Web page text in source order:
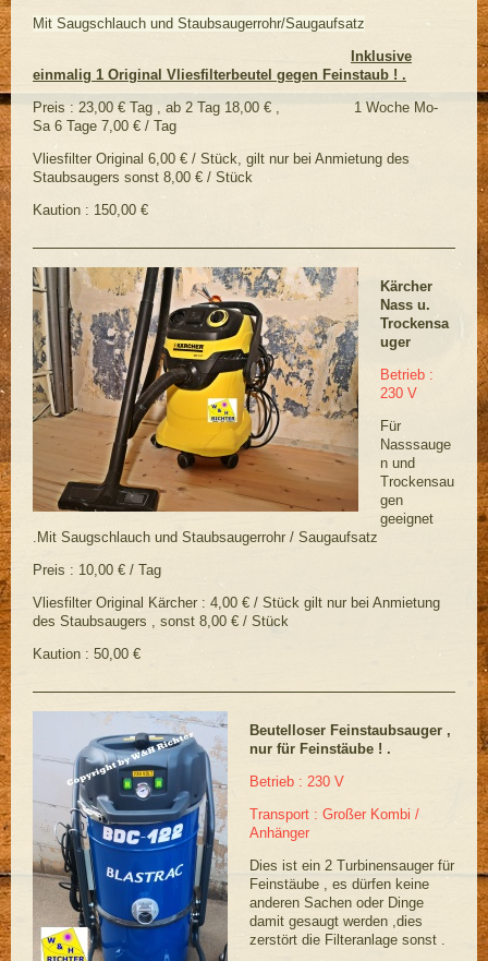
Mit Saugschlauch und Staubsaugerrohr/Saugaufsatz
Inklusive
einmalig 1 Original Vliesfilterbeutel gegen Feinstaub ! .
Preis : 23,00 € Tag , ab 2 Tag 18,00 € , 1 Woche Mo-
Sa 6 Tage 7,00 € / Tag
Vliesfilter Original 6,00 € / Stück, gilt nur bei Anmietung des
Staubsaugers sonst 8,00 € / Stück
Kaution : 150,00 €
Kärcher
Nass u.
Trockensa
uger
Betrieb :
230 V
Für
Nasssauge
n und
Trockensau
gen
geeignet
.Mit Saugschlauch und Staubsaugerrohr / Saugaufsatz
Preis : 10,00 € / Tag
Vliesfilter Original Kärcher : 4,00 € / Stück gilt nur bei Anmietung
des Staubsaugers , sonst 8,00 € / Stück
Kaution : 50,00 €
Beutelloser Feinstaubsauger ,
nur für Feinstäube ! .
Betrieb : 230 V
Transport : Großer Kombi /
Anhänger
Dies ist ein 2 Turbinensauger für
Feinstäube , es dürfen keine
anderen Sachen oder Dinge
damit gesaugt werden ,dies
zerstört die Filteranlage sonst .